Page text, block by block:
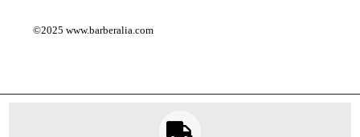
©2025www.barberalia.com